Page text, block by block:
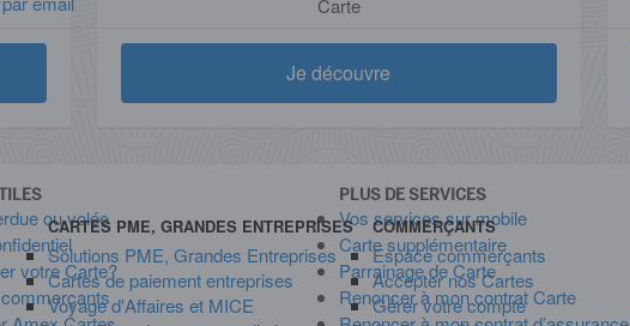
CARTES PME, GRANDES ENTREPRISES
Solutions PME, Grandes Entreprises
Cartes de paiement entreprises
Voyage d'Affaires et MICE
COMMERÇANTS
Espace commerçants
Accepter nos Cartes
Gérer votre compte
Carte
Je découvre
ou volée
votre Carte?
PLUS DE SERVICES
Vos services sur mobile
Carte supplémentaire
Parrainage de Carte
Renoncer à mon contrat Carte